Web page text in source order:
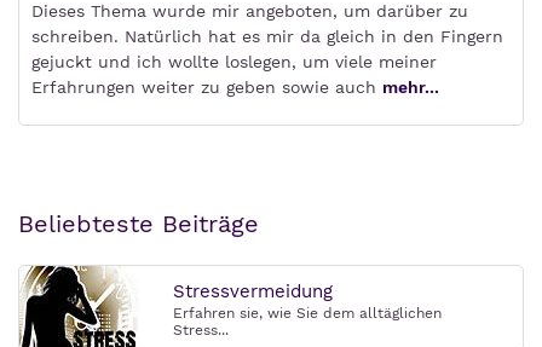
Dieses Thema wurde mir angeboten, um darüber zu
schreiben. Natürlich hat es mir da gleich in den Fingern
gejuckt und ich wollte loslegen, um viele meiner
Erfahrungen weiter zu geben sowie auch mehr...
Beliebteste Beiträge
Stressvermeidung
Erfahren sie, wie Sie dem alltäglichen
Stress...